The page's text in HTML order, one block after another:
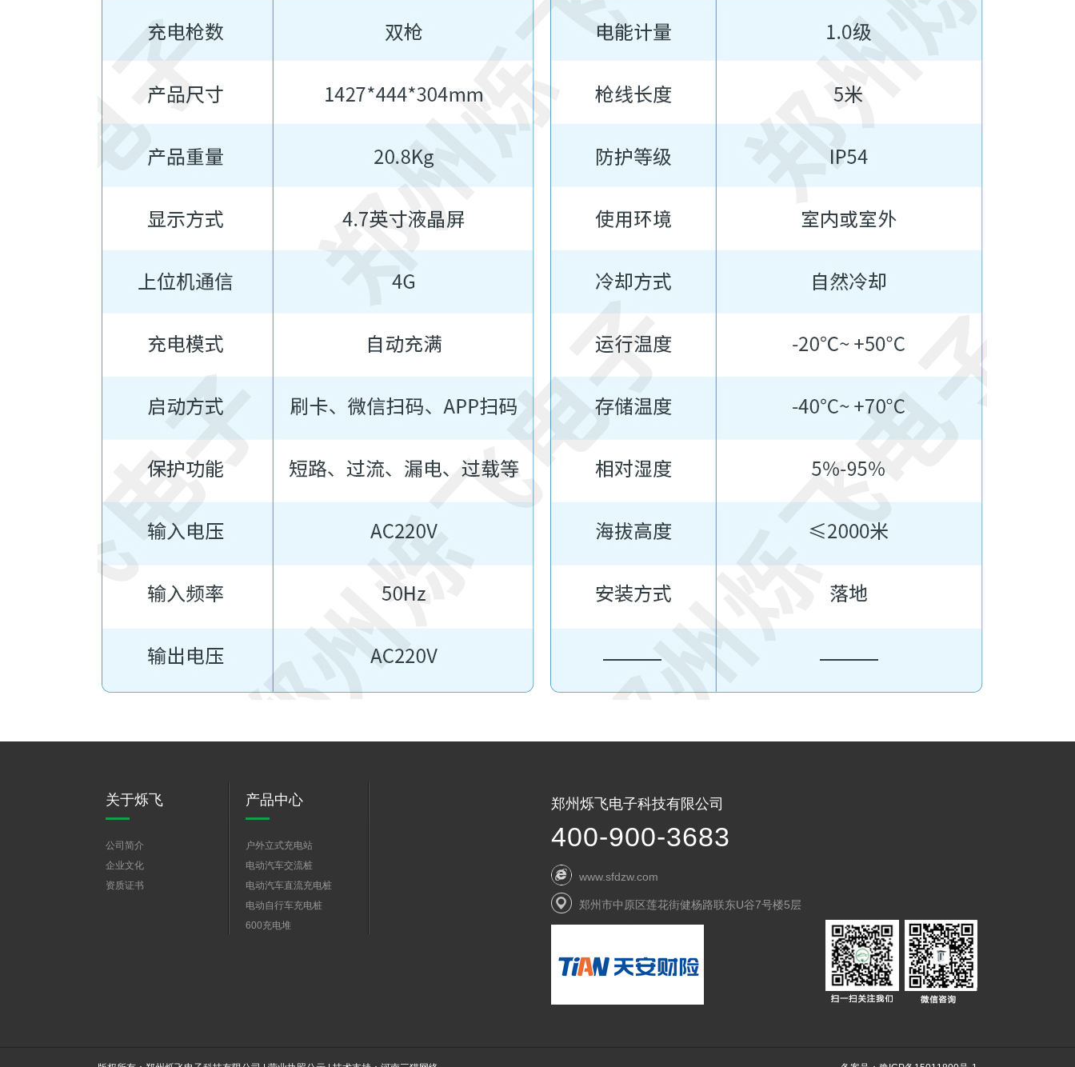
郑州烁飞电子科技有限公司
400-900-3683
www.sfdzw.com
郑州市中原区莲花街健杨路联东U谷7号楼5层
关于烁飞
公司简介
企业文化
资质证书
产品中心
户外立式充电站
电动汽车交流桩
电动汽车直流充电桩
电动自行车充电桩
600充电堆